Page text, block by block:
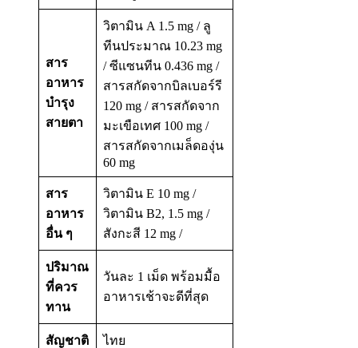
สาร
อาหาร
บำรุง
สายตา
วิตามิน A 1.5 mg / ลู
ทีนประมาณ 10.23 mg
/ ซีแซนทีน 0.436 mg /
สารสกัดจากบิลเบอร์รี
120 mg / สารสกัดจาก
มะเขือเทศ 100 mg /
สารสกัดจากเมล็ดองุ่น
60 mg
สาร
อาหาร
อื่น ๆ
วิตามิน E 10 mg /
วิตามิน B2, 1.5 mg /
สังกะสี 12 mg /
ปริมาณ
ที่ควร
ทาน
วันละ 1 เม็ด พร้อมมื้อ
อาหารเช้าจะดีที่สุด
สัญชาติ ไทย